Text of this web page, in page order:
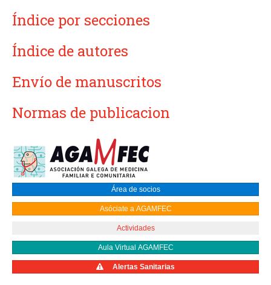
Índice por secciones
Índice de autores
Envío de manuscritos
Normas de publicacion
Área de socios
Asóciate a AGAMFEC
Actividades
Aula Virtual AGAMFEC
Alertas Sanitarias